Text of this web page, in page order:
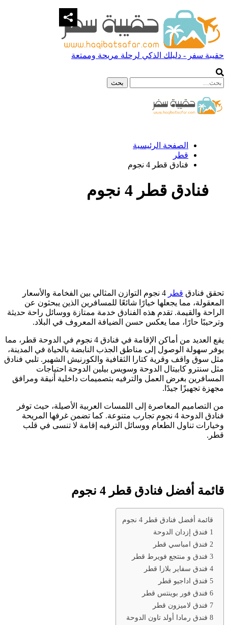
حقيبة سفر - دليلك الذكي لرحلة مريحة وممتعة
الصفحة الرئيسية
قطر
فنادق قطر 4 نجوم
فنادق قطر 4 نجوم
تحقق فنادق قطر
4 نجوم التوازن المثالي بين الفخامة والأسعار
المعقولة، مما يجعلها خيارًا شائعًا للمسافرين الذين يبحثون عن
الراحة والقيمة. تقدم هذه الفنادق خدمة ممتازة ووسائل راحة حديثة
وترحيبًا حارًا، مما يعكس حسن الضيافة المعروف في البلاد.
يقع العديد من أماكن الإقامة في فنادق 4 نجوم في الدوحة قطر، مما
يوفر سهولة الوصول إلى مناطق الجذب النابضة بالحياة في المدينة،
مثل سوق واقف وقرية كتارا الثقافية والكورنيش الشهير. تلبي فنادق
مثل سنترو كابيتال الدوحة وسويس بيلين الدوحة احتياجات
المسافرين بغرض العمل والترفيه بتصميمات داخلية أنيقة ومرافق
مجهزة تجهيزًا جيدًا.
من التصاميم المعاصرة إلى اللمسات العربية الأصيلة، حيث توفر
فنادق الدوحة 4 نجوم تجارب متنوعة. كما تضمن غرفها المريحة
وخيارات تناول الطعام ووسائل الترفيه إقامة لا تنسى في قلب
قطر.
قائمة أفضل فنادق قطر 4 نجوم
قائمة أفضل فنادق قطر 4 نجوم
1 فندق إزدان الدوحة
2 فندق امباسي قطر
3 فندق و منتجع فويرط قطر
4 فندق سفاير بلازا قطر
5 فندق اداجيو قطر
6 فندق فور بوينتس قطر
7 فندق لاميزون قطر
8 فندق رمادا أولد تاون الدوحة